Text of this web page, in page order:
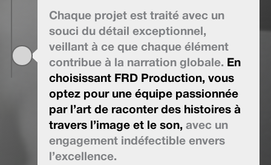
Chaque projet est traité avec un
souci du détail exceptionnel,
veillant à ce que chaque élément
contribue à la narration globale. En
choisissant FRD Production, vous
optez pour une équipe passionnée
par l’art de raconter des histoires à
travers l’image et le son, avec un
engagement indéfectible envers
l’excellence.